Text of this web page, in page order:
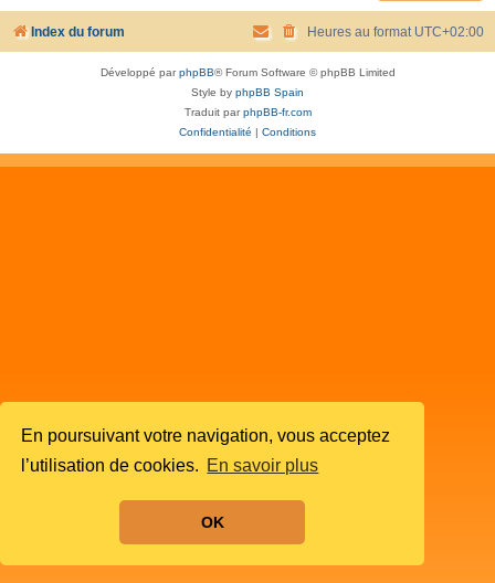
En poursuivant votre navigation, vous acceptez
l’utilisation de cookies. En savoir plus
OK
h
Index du forum Heures au format UTC+02:00
Développé parphpBB® Forum Software © phpBB Limited
Style by phpBB Spain
Traduit parphpBB-fr.com
Confidentialité
Conditions